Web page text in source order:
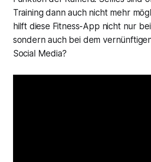
Training dann auch nicht mehr
hilft diese Fitness-App nicht nur
sondern auch bei dem
Social Media?